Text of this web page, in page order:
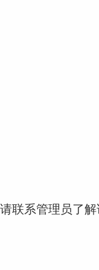
联系管理员了